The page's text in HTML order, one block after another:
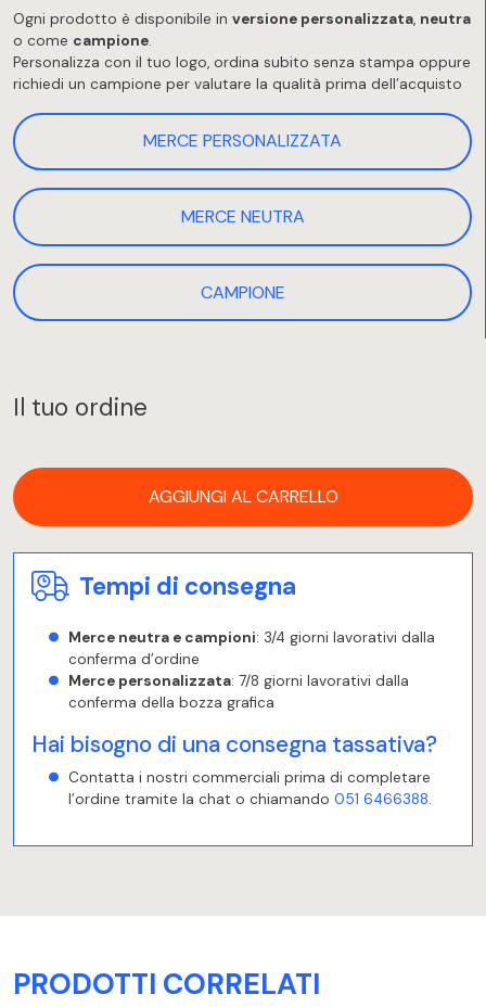
Ogni prodotto è disponibile in versione personalizzata, neutra
o come campione.
Personalizza con il tuo logo, ordina subito senza stampa oppure
richiedi un campione per valutare la qualità prima dell’acquisto
MERCE PERSONALIZZATA
MERCE NEUTRA
CAMPIONE
Il tuo ordine
AGGIUNGI AL CARRELLO
Tempi di consegna
Merce neutra e campioni: 3/4 giorni lavorativi dalla
conferma d’ordine
Merce personalizzata: 7/8 giorni lavorativi dalla
conferma della bozza grafica
Hai bisogno di una consegna tassativa?
Contatta i nostri commerciali prima di completare
l’ordine tramite la chat o chiamando 051 6466388.
PRODOTTI CORRELATI